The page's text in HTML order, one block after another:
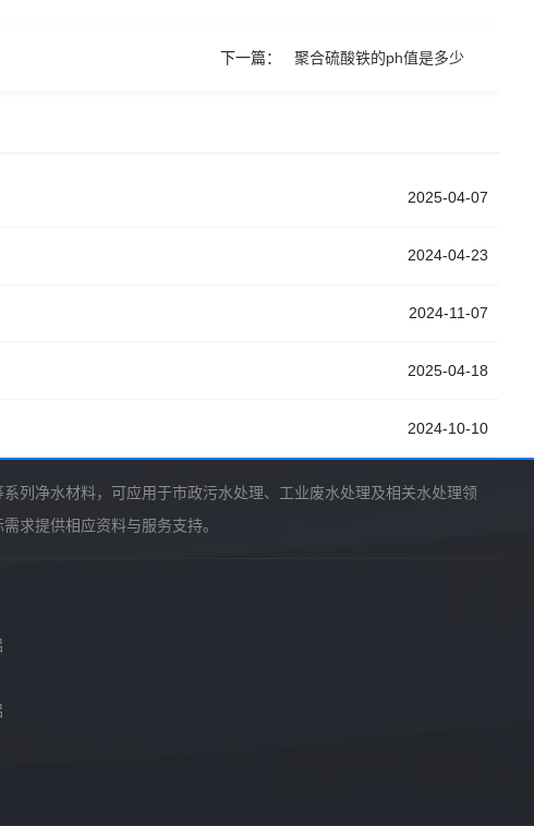
下一篇： 聚合硫酸铁的ph值是多少
2025-04-07
2024-04-23
2024-11-07
2025-04-18
2024-10-10
列净水材料，可应用于市政污水处理、工业废水处理及相关水处理领
求提供相应资料与服务支持。